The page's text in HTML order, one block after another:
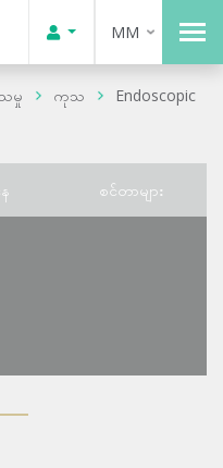
MM
မှု ကုသ
Endoscopic
စင်တာများ